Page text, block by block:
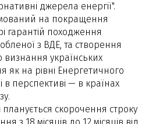
джерела енергії".
на покращення
гарантій походження
з ВДЕ, та створення
визнання українських
як на рівні Енергетичного
в перспективі — в країнах
планується скорочення строку